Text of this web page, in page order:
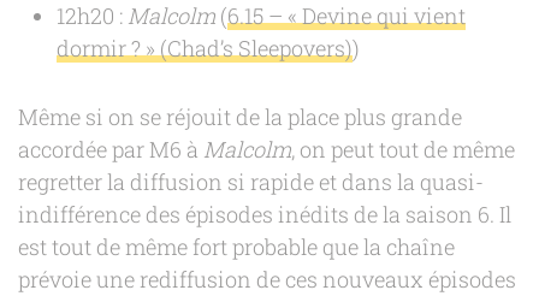
12h20 : Malcolm (6.15 – « Devine qui vient
dormir ? » (Chad’s Sleepovers))
Même si on se réjouit de la place plus grande
accordée par M6 à Malcolm, on peut tout de même
regretter la diffusion si rapide et dans la quasi-
indifférence des épisodes inédits de la saison 6. Il
est tout de même fort probable que la chaîne
prévoie une rediffusion de ces nouveaux épisodes